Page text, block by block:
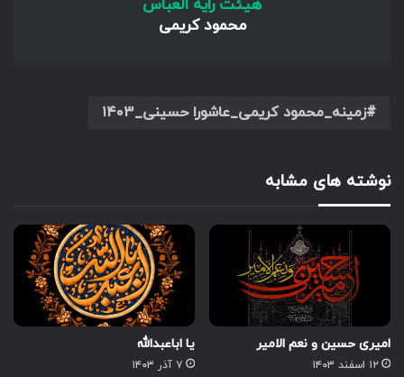
هیئت رایه العباس
محمود کریمی
زمینه_محمود کریمی_عاشورا حسینی_۱۴۰۳
نوشته های مشابه
امیری حسین و نعم الامیر
۱۲ اسفند ۱۴۰۳
یا اباعبدالله
۷ آذر ۱۴۰۳